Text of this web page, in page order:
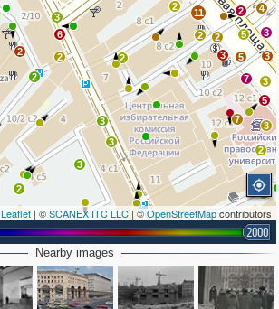
3
7
3
2
11
2
2
4
3
5
3
2
5
2
3
6
2
2
2
3
3
3
2
7
5
3
2
2
Leaflet | ©SCANEX ITC LLC | ©OpenStreetMapcontributors
2000
Nearby images